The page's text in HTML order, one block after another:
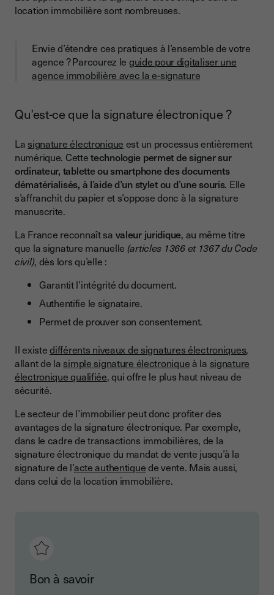
location immobilière sont nombreuses.
Envie d’étendre ces pratiques à l’ensemble de votre
agence ? Parcourez le guide pour digitaliser une
agence immobilière avec la e‑signature
Qu’est-ce que la signature électronique ?
La signature électronique est un processus entièrement
numérique. Cettetechnologie permet de signer sur
ordinateur, tablette ou smartphone des documents
dématérialisés, à l’aide d’un stylet ou d’une souris. Elle
s’affranchit du papier et s’oppose donc à la signature
manuscrite.
La France reconnaît sa valeur juridique, au même titre
que la signature manuelle (articles 1366 et 1367 du Code
civil), dès lors qu’elle :
Garantit l’intégrité du document.
Authentifie le signataire.
Permet de prouver son consentement.
Il existedifférents niveaux de signatures électroniques,
allant de la simple signature électroniqueà la signature
électronique qualifiée, qui offre le plus haut niveau de
sécurité.
Le secteur de l’immobilier peut donc profiter des
avantages de la signature électronique. Par exemple,
dans le cadre de transactions immobilières, de la
signature électronique du mandat de vente jusqu’à la
signature de l’acte authentiquede vente. Mais aussi,
dans celui de la location immobilière.
Bon à savoir